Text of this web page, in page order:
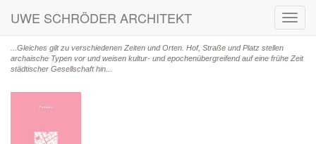
UWE SCHRÖDER ARCHITEKT
...Gleiches gilt zu verschiedenen Zeiten und Orten. Hof, Straße und Platz stellen
archaische Typen vor und weisen kultur- und epochenübergreifend auf eine frühe Zeit
städtischer Gesellschaft hin...